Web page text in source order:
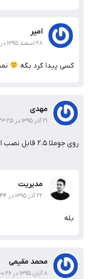
امیر
۲۸ اسفند ۱۳۹۵ در ۰۴:۳۹
کسی پیدا کرد بگه
مهدی
۲۱ آذر ۱۳۹۵ در ۲۳:۲۵
روی جوملا 2.5 قابل نصب است؟
مدیریت
۲۲ آذر ۱۳۹۵ در ۱۹:۴۴
بله
محمد مقیمی
۸ آبان ۱۳۹۵ در ۰۰:۲۶